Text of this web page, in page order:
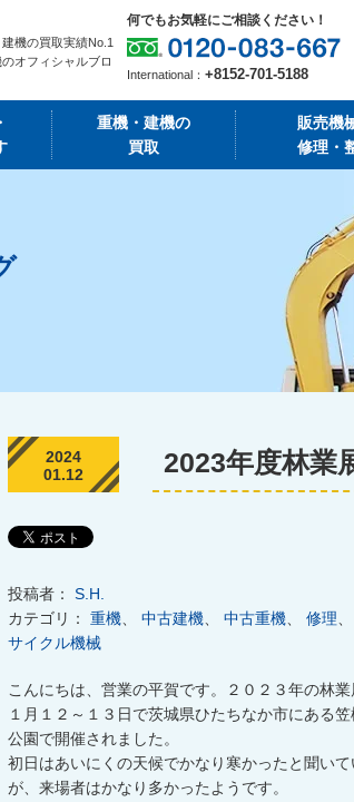
機の買取実績No.1
オフィシャルブロ
何でもお気軽にご相談ください！
International： +8152-701-5188
重機・建機の
買取
販売機
修理・
2024
01.12
2023年度林業
投稿者：
S.H.
カテゴリ： 重機 中古建機 中古重機 修理
サイクル機械
こんにちは、営業の平賀です。２０２３年の林業
１月１２～１３日で茨城県ひたちなか市にある笠
公園で開催されました。
初日はあいにくの天候でかなり寒かったと聞いて
が、来場者はかなり多かったようです。